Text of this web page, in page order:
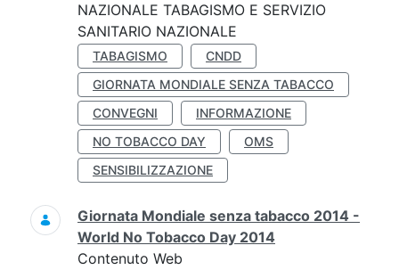
NAZIONALE TABAGISMO E SERVIZIO
SANITARIO NAZIONALE
TABAGISMO
CNDD
GIORNATA MONDIALE SENZA TABACCO
CONVEGNI
INFORMAZIONE
NO TOBACCO DAY
OMS
SENSIBILIZZAZIONE
Giornata Mondiale senza tabacco 2014 -
World No Tobacco Day 2014
Contenuto Web